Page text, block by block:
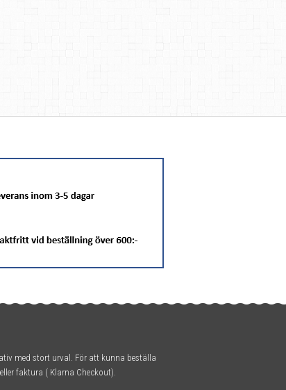
med stort urval. För att kunna beställa
faktura ( Klarna Checkout).